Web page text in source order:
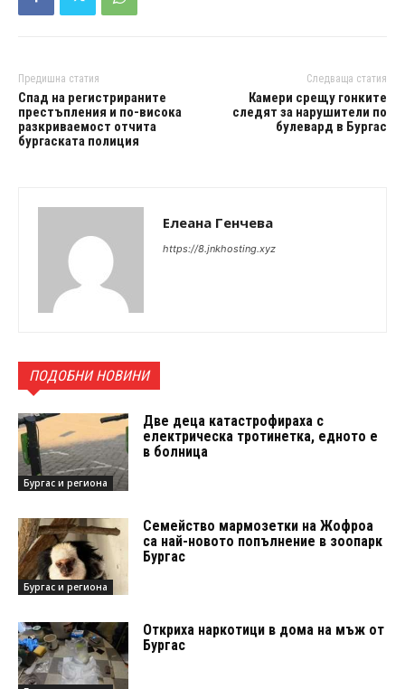
Предишна статия
Спад на регистрираните
престъпления и по-висока
разкриваемост отчита
бургаската полиция
Следваща статия
Камери срещу гонките
следят за нарушители по
булевард в Бургас
Елеана Генчева
https://8.jnkhosting.xyz
ПОДОБНИ НОВИНИ
Бургас и региона
Две деца катастрофираха с
електрическа тротинетка, едното е
в болница
Бургас и региона
Семейство мармозетки на Жофроа
са най-новото попълнение в зоопарк
Бургас
Откриха наркотици в дома на мъж от
Бургас